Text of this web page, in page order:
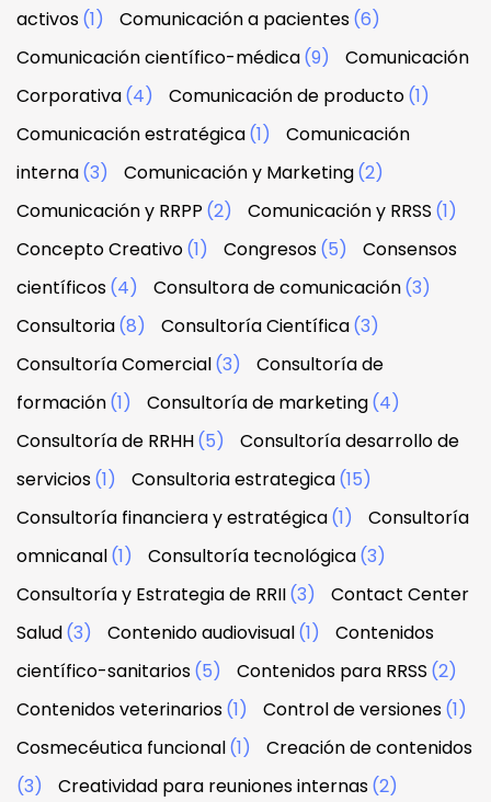
activos(1) Comunicación a pacientes(6)
Comunicación científico-médica(9)
Comunicación
Corporativa(4) Comunicación de producto(1)
Comunicación estratégica(1)
Comunicación
interna(3) Comunicación y Marketing(2)
Comunicación y RRPP (2) Comunicación y RRSS (1)
Concepto Creativo(1) Congresos(5)
Consensos
científicos(4) Consultora de comunicación(3)
Consultoria(8) Consultoría Científica(3)
Consultoría Comercial(3)
Consultoría de
formación(1) Consultoría de marketing(4)
Consultoría de RRHH(5)
Consultoría desarrollo de
servicios(1) Consultoria estrategica(15)
Consultoría financiera y estratégica(1)
Consultoría
omnicanal(1) Consultoría tecnológica(3)
Consultoría y Estrategia de RRII(3)
Contact Center
Salud(3) Contenido audiovisual(1)
Contenidos
científico-sanitarios(5) Contenidos para RRSS (2)
Contenidos veterinarios(1) Control de versiones(1)
Cosmecéutica funcional(1)
Creación de contenidos
(3)
Creatividad para reuniones internas(2)